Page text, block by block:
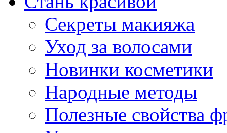
Секреты макияжа
Уход за волосами
Новинки косметики
Народные методы
Полезные свойства